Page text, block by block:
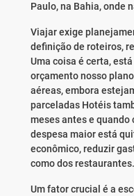
Paulo, na Bahia, onde
Viajar exige
definição de roteiros,
Uma coisa é certa,
orçamento nosso
aéreas, embora
parceladas Hotéis
meses antes e quando
despesa maior está
econômico, reduzir
como dos restaurantes.
Um fator crucial é a